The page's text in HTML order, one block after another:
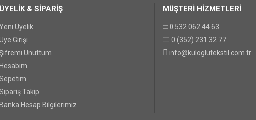
GÖNDER
ÜYELİK & SİPARİŞ
Yeni Üyelik
Üye Girişi
Şifremi Unuttum
Hesabım
Sepetim
Sipariş Takip
Banka Hesap Bilgilerimiz
MÜŞTERİ HİZMETLERİ
0 532 062 44 63
0 (352) 231 32 77
info@kuloglutekstil.com.tr